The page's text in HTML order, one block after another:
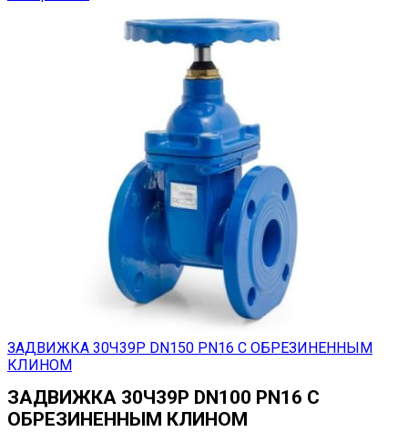
ЗАДВИЖКА 30Ч39Р DN150 PN16 С ОБРЕЗИНЕННЫМ
КЛИНОМ
ЗАДВИЖКА 30Ч39Р DN100 PN16 С
ОБРЕЗИНЕННЫМ КЛИНОМ